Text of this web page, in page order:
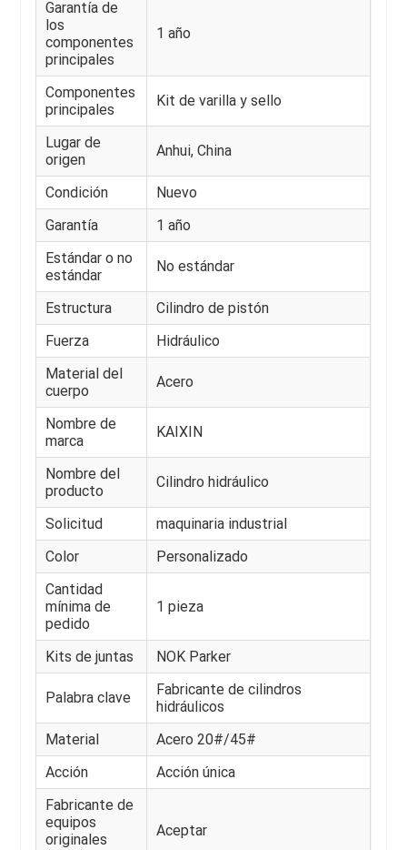
Garantía de
los
componentes
principales
1 año
Componentes
principales
Kit de varilla y sello
Lugar de
origen
Anhui, China
Condición
Nuevo
Garantía
1 año
Estándar o no
estándar
No estándar
Estructura
Cilindro de pistón
Fuerza
Hidráulico
Material del
cuerpo
Acero
Nombre de
marca
KAIXIN
Nombre del
producto
Cilindro hidráulico
Solicitud
maquinaria industrial
Color
Personalizado
Cantidad
mínima de
pedido
1 pieza
Kits de juntas NOK Parker
Palabra clave
Fabricante de cilindros
hidráulicos
Material
Acero 20#/45#
Acción
Acción única
Fabricante de
equipos
originales
Aceptar